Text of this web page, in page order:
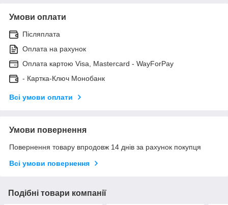
Умови оплати
Післяплата
Оплата на рахунок
Оплата картою Visa, Mastercard - WayForPay
- Картка-Ключ Монобанк
Всі умови оплати
Умови повернення
Повернення товару впродовж 14 днів за рахунок покупця
Всі умови повернення
Подібні товари компанії